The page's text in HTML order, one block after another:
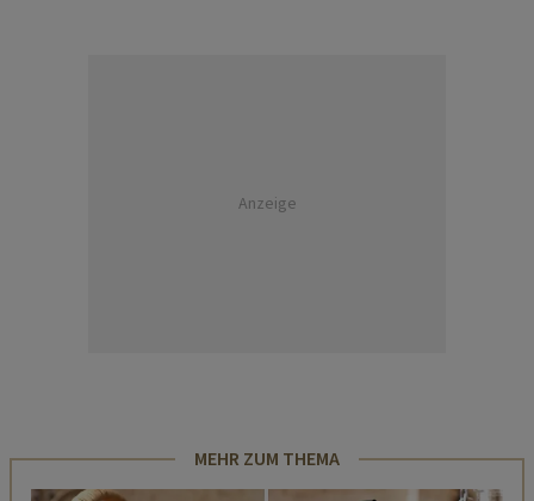
Anzeige
MEHR ZUM THEMA